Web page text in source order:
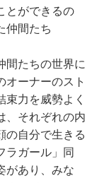
とができるの
仲間たち
間たちの世界に
オーナーのスト
力を威勢よく
、それぞれの内
の自分で生きる
ラガール」同
があり、みな